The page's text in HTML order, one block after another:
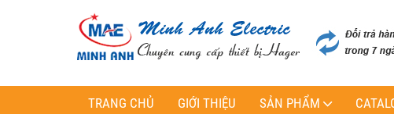
TRANG CHỦ GIỚI THIỆU SẢN PHẨM